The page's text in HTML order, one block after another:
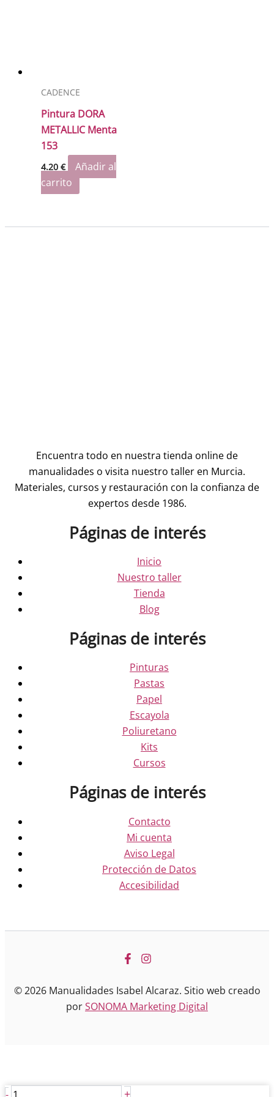
CADENCE
Pintura DORA
METALLIC Menta
153
4.20€
Añadir al
carrito
Encuentra todo en nuestra tienda online de
manualidades o visita nuestro taller en Murcia.
Materiales, cursos y restauración con la confianza de
expertos desde 1986.
Páginas de interés
Inicio
Nuestro taller
Tienda
Blog
Páginas de interés
Pinturas
Pastas
Papel
Escayola
Poliuretano
Kits
Cursos
Páginas de interés
Contacto
Mi cuenta
Aviso Legal
Protección de Datos
Accesibilidad
© 2026 Manualidades Isabel Alcaraz. Sitio web creado
porSONOMA Marketing Digital
- Mixtión
+